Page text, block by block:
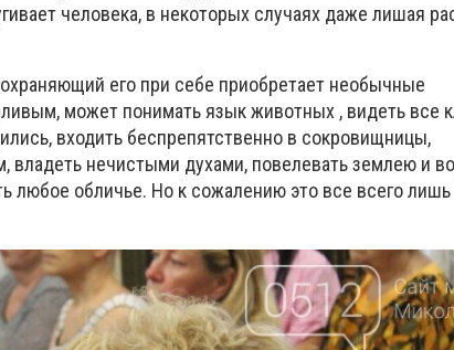
человека, в некоторых случаях даже лишая
его при себе приобретает необычные
может понимать язык животных , видеть все
входить беспрепятственно в сокровищницы,
владеть нечистыми духами, повелевать землею и
любое обличье. Но к сожалению это все всего лишь